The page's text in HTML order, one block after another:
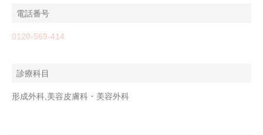
電話番号
0120-569-414
診療科目
形成外科,美容皮膚科・美容外科